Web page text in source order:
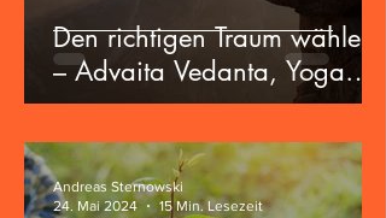
Den richtigen Traum wählen
– Advaita Vedanta, Yoga
und die Zukunft der
Zivilisation
Andreas Sternowski
24. Mai 2024
15 Min. Lesezeit